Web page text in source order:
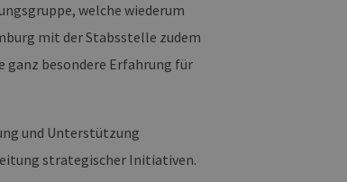
welche wiederum
mit der Stabsstelle zudem
ganz besondere Erfahrung für
und Unterstützung
strategischer Initiativen.